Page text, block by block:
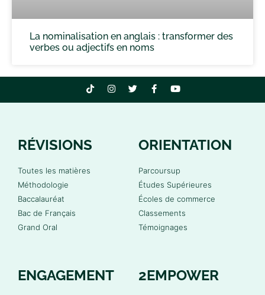
La nominalisation en anglais : transformer des
verbes ou adjectifs en noms
RÉVISIONS
Toutes les matières
Méthodologie
Baccalauréat
Bac de Français
Grand Oral
ORIENTATION
Parcoursup
Études Supérieures
Écoles de commerce
Classements
Témoignages
ENGAGEMENT 2EMPOWER